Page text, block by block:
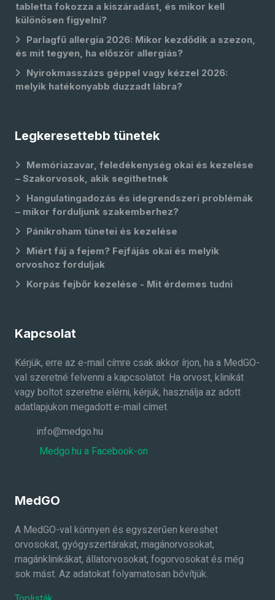
tabletta fokozza a kiszáradást, és mikor kell
különösen figyelni?
Parlagfű allergia 2026: Mikor kezdődik a szezon,
és mit tegyen, ha először allergiás?
Nyirokmasszázs géppel vagy kézzel 2026:
melyik hatékonyabb duzzadt lábra?
Legkeresettebb tünetek
Memóriazavar, feledékenység okai és kezelése
– Szakorvosok, akik segíthetnek
Hangulatingadozás és idegrendszeri problémák
– mikor forduljunk szakemberhez?
Pánikroham tünetei és kezelése
Miért fáj a fejem? Fejfájás okai és melyik
orvoshoz forduljak
Korpás fejbőr kezelése - Mit érdemes tudni
Kapcsolat
Kérjük, erre az e-mail címre csak akkor írjon, ha a MedGO-
val szeretné felvenni a kapcsolatot. Ha orvost, klinikát
vagy boltot szeretne elérni, kérjük, használja az adott
adatlapjukon megadott e-mail címet.
info@medgo.hu
Medgo.hu a Facebook-on
MedGO
A MedGO-val könnyen és egyszerűen kereshet
orvosokat, gyógyszertárakat, magánorvosokat,
magánklinikákat, állatorvosokat, fogorvosokat és még
sok mást. Az adatokat folyamatosan bővítjük.